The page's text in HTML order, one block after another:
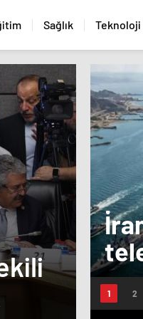
Sağlık Teknoloji
Yaralı